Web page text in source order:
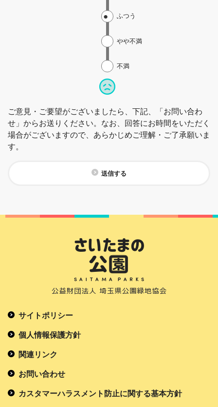
不満
やや不満
ふつう
ご意見・ご要望がございましたら、下記、「お問い合わ
せ」からお送りください。なお、回答にお時間をいただく
場合がございますので、あらかじめご理解・ご了承願いま
す。
送信する
サイトポリシー
個人情報保護方針
関連リンク
お問い合わせ
カスタマーハラスメント防止に関する基本方針